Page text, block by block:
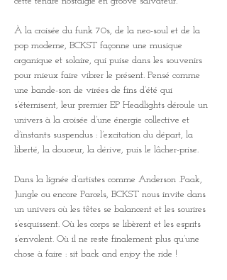
À la croisée du funk 70s, de la neo-soul et de la
pop moderne, BCKST façonne une musique
organique et solaire, qui puise dans les souvenirs
pour mieux faire vibrer le présent. Pensé comme
une bande-son de virées de fins d’été qui
s’éternisent, leur premier EP Headlights déroule un
univers à la croisée d’une énergie collective et
d’instants suspendus : l’excitation du départ, la
liberté, la douceur, la dérive, puis le lâcher-prise.
Dans la lignée d’artistes comme Anderson .Paak,
Jungle ou encore Parcels, BCKST nous invite dans
un univers où les têtes se balancent et les sourires
s’esquissent. Où les corps se libèrent et les esprits
s’envolent. Où il ne reste finalement plus qu’une
chose à faire : sit back and enjoy the ride !